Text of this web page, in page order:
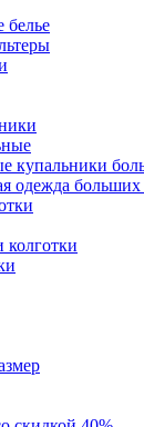
купальники
одежда больших
колготки